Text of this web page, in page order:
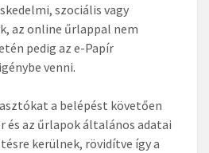
szociális vagy
az online űrlappal nem
pedig az e-Papír
venni.
a belépést követően
és az űrlapok általános adatai
kerülnek, rövidítve így a